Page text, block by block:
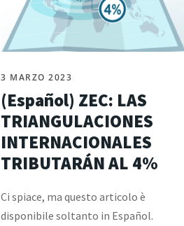
3 MARZO 2023
(Español) ZEC: LAS
TRIANGULACIONES
INTERNACIONALES
TRIBUTARÁN AL 4%
Ci spiace, ma questo articolo è
disponibile soltanto in Español.